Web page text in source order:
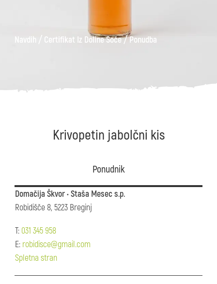
Navdih / Certifikat Iz Doline Soče/Ponudba
Krivopetin jabolčni kis
Ponudnik
Domačija Škvor • Staša Mesec s.p.
Robidišče 8, 5223 Breginj
T: 031 345 958
E: robidisce@gmail.com
Spletna stran